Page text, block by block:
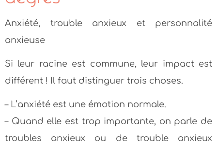
Anxiété, trouble anxieux et personnalité
anxieuse
Si leur racine est commune, leur impact est
différent ! Il faut distinguer trois choses.
– L’anxiété est une émotion normale.
– Quand elle est trop importante, on parle de
troubles anxieux ou de trouble anxieux